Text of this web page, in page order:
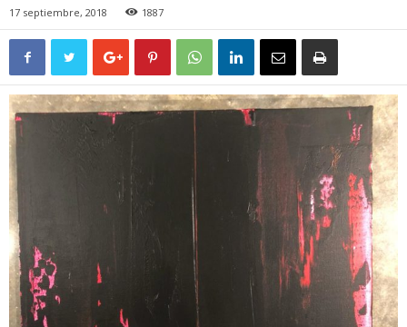
17 septiembre, 2018 1887